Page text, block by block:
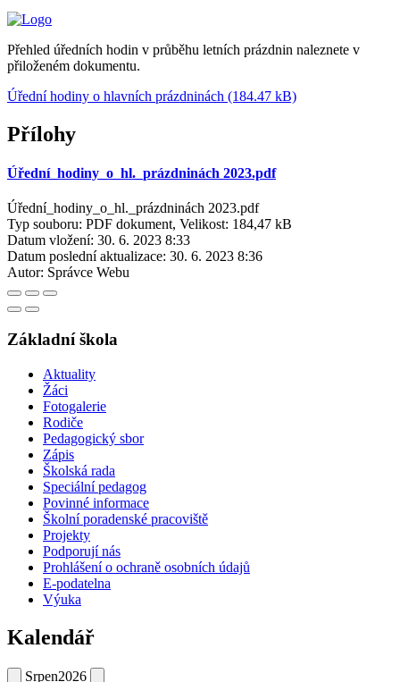
Přehled úředních hodin v průběhu letních prázdnin naleznete v
přiloženém dokumentu.
Úřední hodiny o hlavních prázdninách (184.47 kB)
Přílohy
Úřední_hodiny_o_hl._prázdninách 2023.pdf
Úřední_hodiny_o_hl._prázdninách 2023.pdf
Typ souboru: PDF dokument, Velikost: 184,47 kB
Datum vložení: 30. 6. 2023 8:33
Datum poslední aktualizace: 30. 6. 2023 8:36
Autor: Správce Webu
Základní škola
Aktuality
Žáci
Fotogalerie
Rodiče
Pedagogický sbor
Zápis
Školská rada
Speciální pedagog
Povinné informace
Školní poradenské pracoviště
Projekty
Podporují nás
Prohlášení o ochraně osobních údajů
E-podatelna
Výuka
Kalendář
Srpen2026